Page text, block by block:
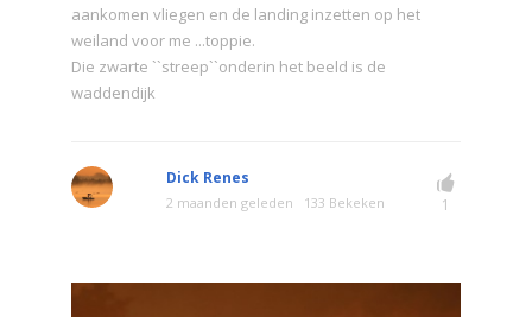
aankomen vliegen en de landing inzetten op het
weiland voor me ...toppie.
Die zwarte ``streep``onderin het beeld is de
waddendijk
Dick Renes
2 maanden geleden 133 Bekeken 1